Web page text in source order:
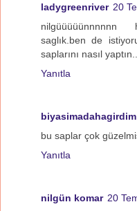
ladygreenriver 20
nilgüüüüünnnnnn
saglık.ben de
saplarını nasıl
Yanıtla
biyasimadahagirdim
bu saplar çok
Yanıtla
nilgün komar 20